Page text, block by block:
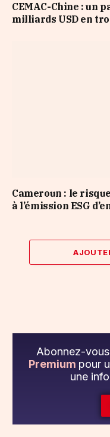
CEMAC-Chine : un
milliards USD en
Cameroun : le
à l’émission ESG
Abonnez-
Premium pour
une